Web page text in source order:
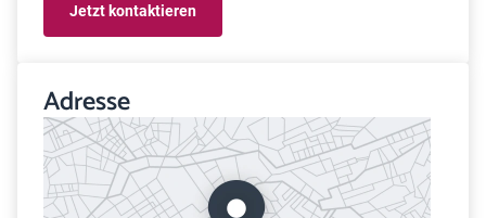
Jetzt kontaktieren
Adresse